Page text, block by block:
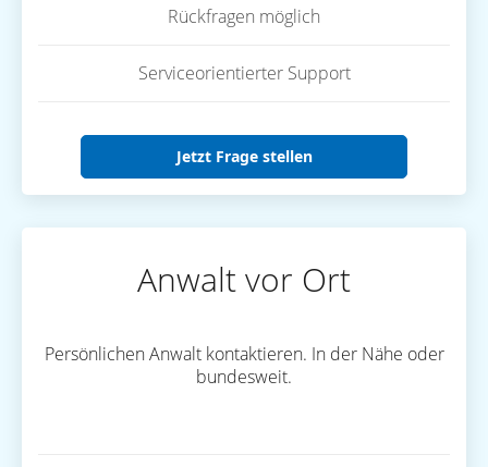
Rückfragen möglich
Serviceorientierter Support
Jetzt Frage stellen
Anwalt vor Ort
Persönlichen Anwalt kontaktieren. In der Nähe oder
bundesweit.